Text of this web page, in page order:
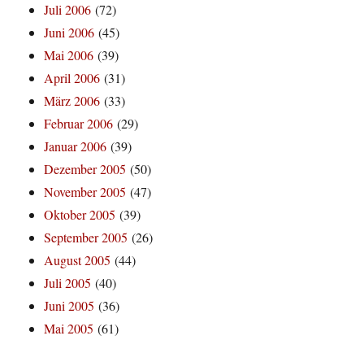
Juli 2006 (72)
Juni 2006 (45)
Mai 2006 (39)
April 2006 (31)
März 2006 (33)
Februar 2006 (29)
Januar 2006 (39)
Dezember 2005 (50)
November 2005 (47)
Oktober 2005 (39)
September 2005 (26)
August 2005 (44)
Juli 2005 (40)
Juni 2005 (36)
Mai 2005 (61)